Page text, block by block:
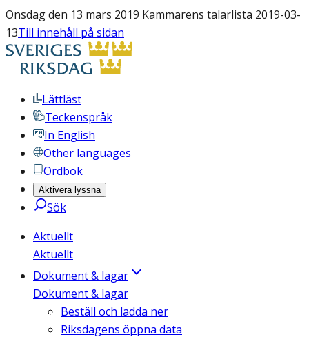
Onsdag den 13 mars 2019 Kammarens talarlista 2019-03-
13Till innehåll på sidan
Lättläst
Teckenspråk
In English
Other languages
Ordbok
Aktivera lyssna
Sök
Aktuellt
Aktuellt
Dokument & lagar
Dokument & lagar
Beställ och ladda ner
Riksdagens öppna data